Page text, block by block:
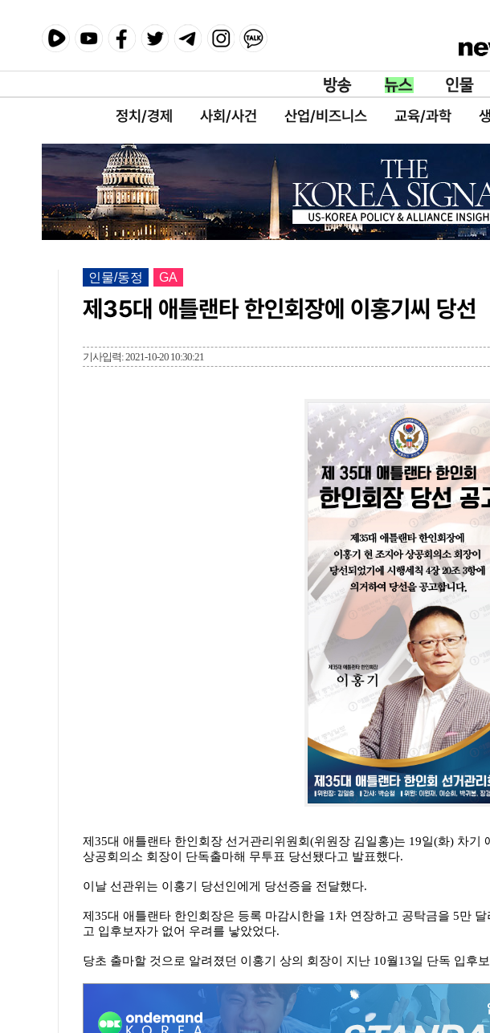
정치/경제 사회/사건 산업/비즈니스 교육/과학
인물/동정 GA
제35대 애틀랜타 한인회장에 이홍기씨 당선
기사입력: 2021-10-20 10:30:21
제35대 애틀랜타 한인회장 선거관리위원회(위원장 김일홍)는 19일(화) 차기
상공회의소 회장이 단독출마해 무투표 당선됐다고 발표했다.
이날 선관위는 이홍기 당선인에게 당선증을 전달했다.
제35대 애틀랜타 한인회장은 등록 마감시한을 1차 연장하고 공탁금을 5만
고 입후보자가 없어 우려를 낳았었다.
당초 출마할 것으로 알려졌던 이홍기 상의 회장이 지난 10월13일 단독 입후